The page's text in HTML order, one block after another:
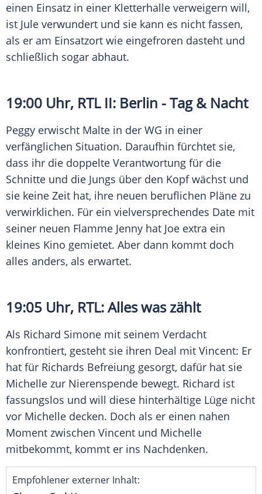
einen Einsatz in einer Kletterhalle verweigern will,
ist Jule verwundert und sie kann es nicht fassen,
als er am Einsatzort wie eingefroren dasteht und
schließlich sogar abhaut.
19:00 Uhr, RTL II: Berlin - Tag & Nacht
Peggy erwischt Malte in der WG in einer
verfänglichen Situation. Daraufhin fürchtet sie,
dass ihr die doppelte Verantwortung für die
Schnitte und die Jungs über den Kopf wächst und
sie keine Zeit hat, ihre neuen beruflichen Pläne zu
verwirklichen. Für ein vielversprechendes Date mit
seiner neuen Flamme Jenny hat Joe extra ein
kleines Kino gemietet. Aber dann kommt doch
alles anders, als erwartet.
19:05 Uhr, RTL: Alles was zählt
Als Richard Simone mit seinem Verdacht
konfrontiert, gesteht sie ihren Deal mit Vincent: Er
hat für Richards Befreiung gesorgt, dafür hat sie
Michelle zur Nierenspende bewegt. Richard ist
fassungslos und will diese hinterhältige Lüge nicht
vor Michelle decken. Doch als er einen nahen
Moment zwischen Vincent und Michelle
mitbekommt, kommt er ins Nachdenken.
Empfohlener externer Inhalt: